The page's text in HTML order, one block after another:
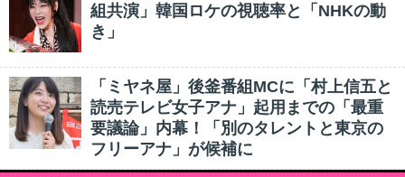
組共演」韓国ロケの視聴率と「NHKの動
き」
「ミヤネ屋」後釜番組MCに「村上信五と
読売テレビ女子アナ」起用までの「最重
要議論」内幕！「別のタレントと東京の
フリーアナ」が候補に